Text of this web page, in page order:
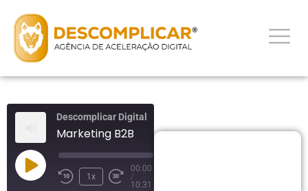
Descomplicar Digital
Marketing B2B
1x
00:00
/
10:31